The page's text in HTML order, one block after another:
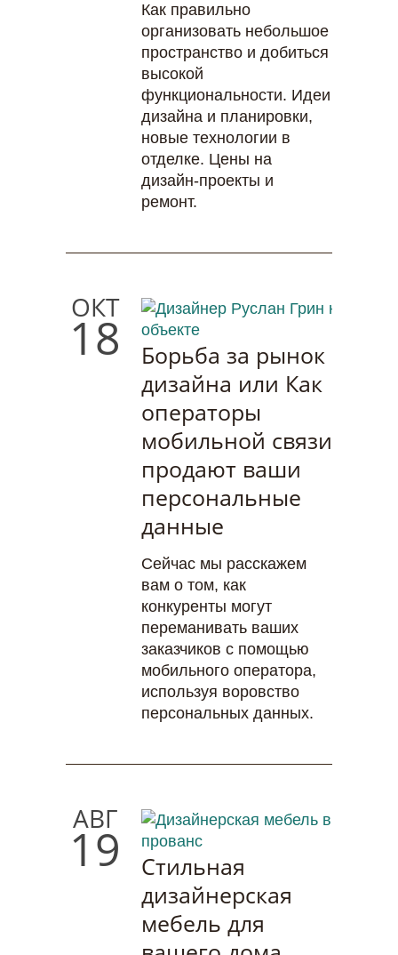
Как правильно
организовать небольшое
пространство и добиться
высокой
функциональности. Идеи
дизайна и планировки,
новые технологии в
отделке. Цены на
дизайн-проекты и
ремонт.
ОКТ
18
Борьба за рынок
дизайна или Как
операторы
мобильной связи
продают ваши
персональные
данные
Сейчас мы расскажем
вам о том, как
конкуренты могут
переманивать ваших
заказчиков с помощью
мобильного оператора,
используя воровство
персональных данных.
АВГ
19
Стильная
дизайнерская
мебель для